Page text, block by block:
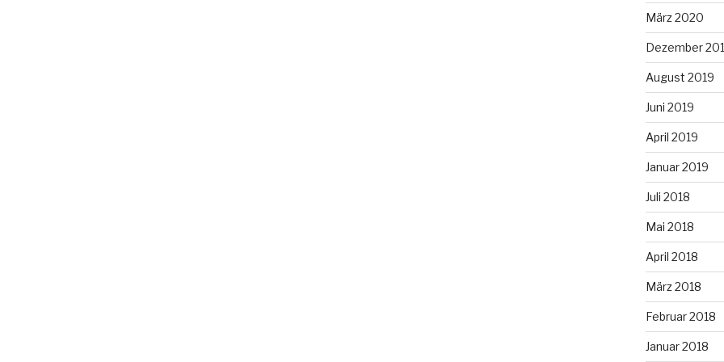
März 2020
Dezember
August 2019
Juni 2019
April 2019
Januar 2019
Juli 2018
Mai 2018
April 2018
März 2018
Februar 2018
Januar 2018